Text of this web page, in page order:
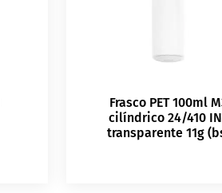
Frasco PET 100ml
cilíndrico 24/410
transparente 11g